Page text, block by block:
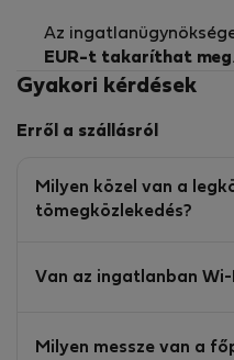
Az
EUR-t takaríthat meg.
Gyakori kérdések
Erről a szállásról
Milyen közel van a
tömegközlekedés?
Van az ingatlanban Wi-
Milyen messze van a